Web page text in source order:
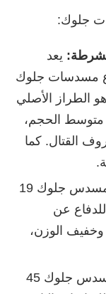
جلوك:
يعد
أنواع مسدسات جلوك
الطراز الأصلي
الحجم،
القتال. كما
يعد مسدس جلوك 19
عن
الوزن،
يعد مسدس جلوك 45